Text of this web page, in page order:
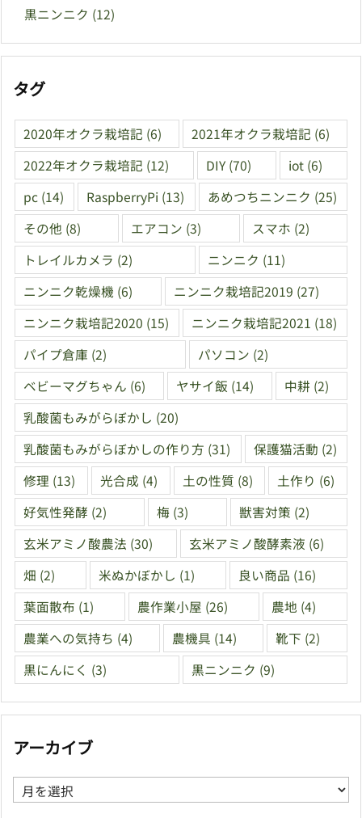
黒ニンニク (12)
タグ
2020年オクラ栽培記 (6) 2021年オクラ栽培記 (6)
2022年オクラ栽培記 (12) DIY (70) iot (6)
pc (14) RaspberryPi (13) あめつちニンニク (25)
その他 (8) エアコン (3) スマホ (2)
トレイルカメラ (2) ニンニク (11)
ニンニク乾燥機 (6) ニンニク栽培記2019 (27)
ニンニク栽培記2020 (15) ニンニク栽培記2021 (18)
パイプ倉庫 (2) パソコン (2)
ベビーマグちゃん (6) ヤサイ飯 (14) 中耕 (2)
乳酸菌もみがらぼかし (20)
乳酸菌もみがらぼかしの作り方 (31) 保護猫活動 (2)
修理 (13) 光合成 (4) 土の性質 (8) 土作り (6)
好気性発酵 (2) 梅 (3) 獣害対策 (2)
玄米アミノ酸農法 (30) 玄米アミノ酸酵素液 (6)
畑 (2) 米ぬかぼかし (1) 良い商品 (16)
葉面散布 (1) 農作業小屋 (26) 農地 (4)
農業への気持ち (4) 農機具 (14) 靴下 (2)
黒にんにく (3) 黒ニンニク (9)
アーカイブ
ア
ー